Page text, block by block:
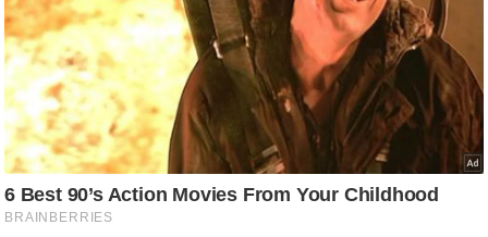
क्षा
B
r
e
a
k
i
n